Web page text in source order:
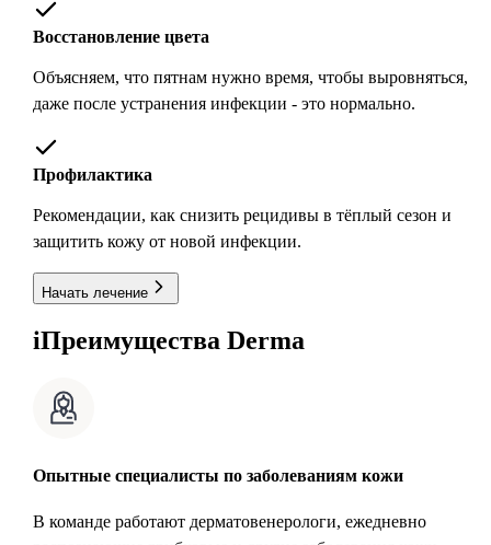
Восстановление цвета
Объясняем, что пятнам нужно время, чтобы выровняться,
даже после устранения инфекции - это нормально.
Профилактика
Рекомендации, как снизить рецидивы в тёплый сезон и
защитить кожу от новой инфекции.
Начать лечение
iПреимущества Derma
Опытные специалисты по заболеваниям кожи
В команде работают дерматовенерологи, ежедневно